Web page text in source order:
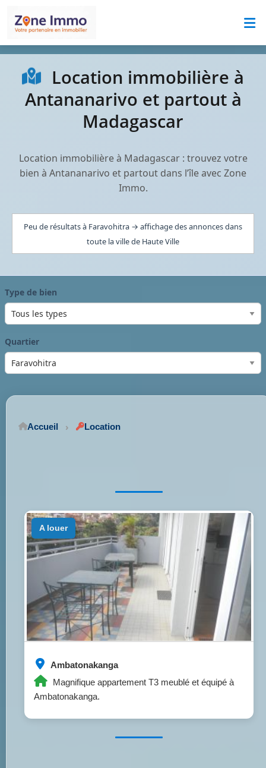
Location immobilière à
Antananarivo et partout à
Madagascar
Location immobilière à Madagascar : trouvez votre
bien à Antananarivo et partout dans l’île avec Zone
Immo.
Peu de résultats à Faravohitra → affichage des annonces dans
toute la ville de Haute Ville
Type de bien
Quartier
Accueil Location
Ambatonakanga
Magnifique appartement T3 meublé et équipé à
Ambatonakanga.
a louer